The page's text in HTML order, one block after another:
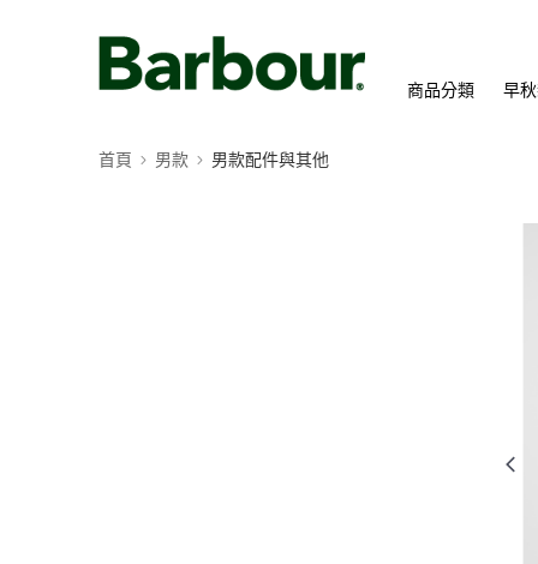
商品分類 早
首頁 男款 男款配件與其他